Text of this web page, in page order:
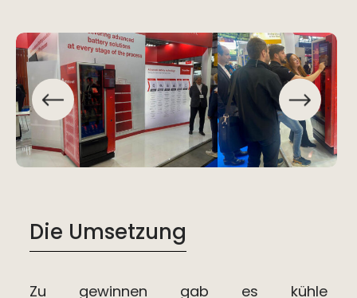
Die Umsetzung
Zu gewinnen gab es kühle